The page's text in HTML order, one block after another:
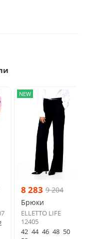
NEW
8 283 9 204
Брюки
ELLETTO LIFE
12405
42 44 46 48 50